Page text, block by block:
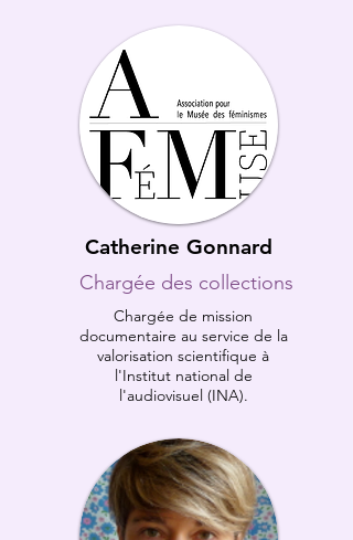
Catherine Gonnard
Chargée des collections
Chargée de mission
documentaire au service de la
valorisation scientifique à
l'Institut national de
l'audiovisuel (INA).